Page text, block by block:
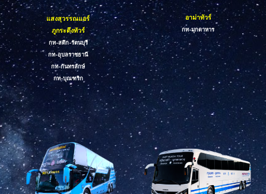
แสงสุวรรณแอร์
ภูกระดึงทัวร์
กท-สตึก-รัตนบุรี
กท-อุบลราชธานี
กท-กันทรลักษ์
กท-บุณฑริก
อาม่าทัวร์
กท-มุกดาหาร